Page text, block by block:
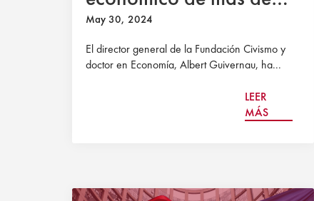
5.000 millones», Albert
Guivernau en RNE
May 30, 2024
El director general de la Fundación Civismo y
doctor en Economía, Albert Guivernau, ha...
LEER
MÁS